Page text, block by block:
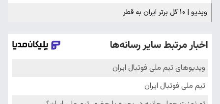
ویدیو | 10 گل برتر ایران به قطر